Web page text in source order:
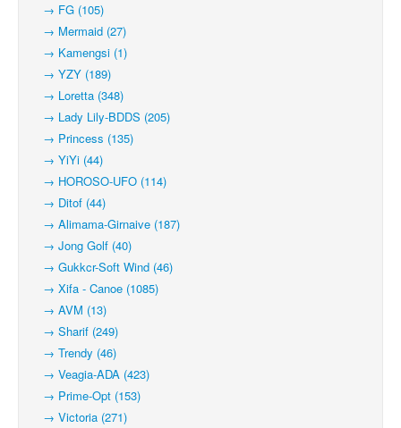
→ FG (105)
→ Mermaid (27)
→ Kamengsi (1)
→ YZY (189)
→ Loretta (348)
→ Lady Lily-BDDS (205)
→ Princess (135)
→ YiYi (44)
→ HOROSO-UFO (114)
→ Ditof (44)
→ Alimama-Girnaive (187)
→ Jong Golf (40)
→ Gukkcr-Soft Wind (46)
→ Xifa - Canoe (1085)
→ AVM (13)
→ Sharif (249)
→ Trendy (46)
→ Veagia-ADA (423)
→ Prime-Opt (153)
→ Victoria (271)